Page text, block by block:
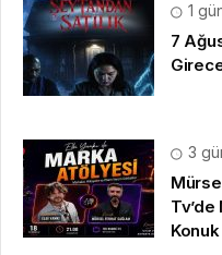
1
7
3